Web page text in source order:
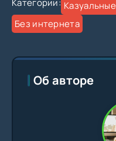
Категории: Казуальные
Без интернета
Об авторе